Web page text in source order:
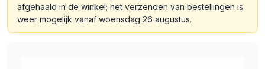
afgehaald in de winkel; het verzenden van bestellingen is
weer mogelijk vanaf woensdag 26 augustus.